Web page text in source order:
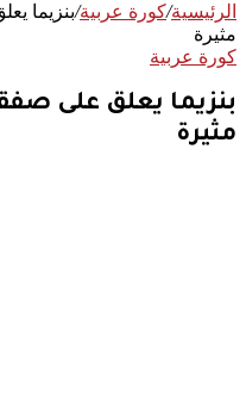
الرئيسية/كورة عربية/بنزيما
مثيرة
كورة عربية
بنزيما يعلق على
مثيرة